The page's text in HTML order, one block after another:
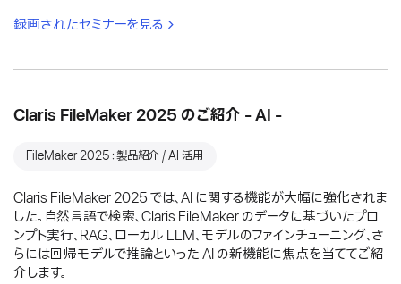
録画されたセミナーを見る
Claris FileMaker 2025 のご紹介 - AI -
FileMaker 2025：製品紹介 / AI 活用
Claris FileMaker 2025 では、AI に関する機能が大幅に強化されま
した。自然言語で検索、Claris FileMaker のデータに基づいたプロ
ンプト実行、RAG、ローカル LLM、モデルのファインチューニング、さ
らには回帰モデルで推論といった AI の新機能に焦点を当ててご紹
介します。